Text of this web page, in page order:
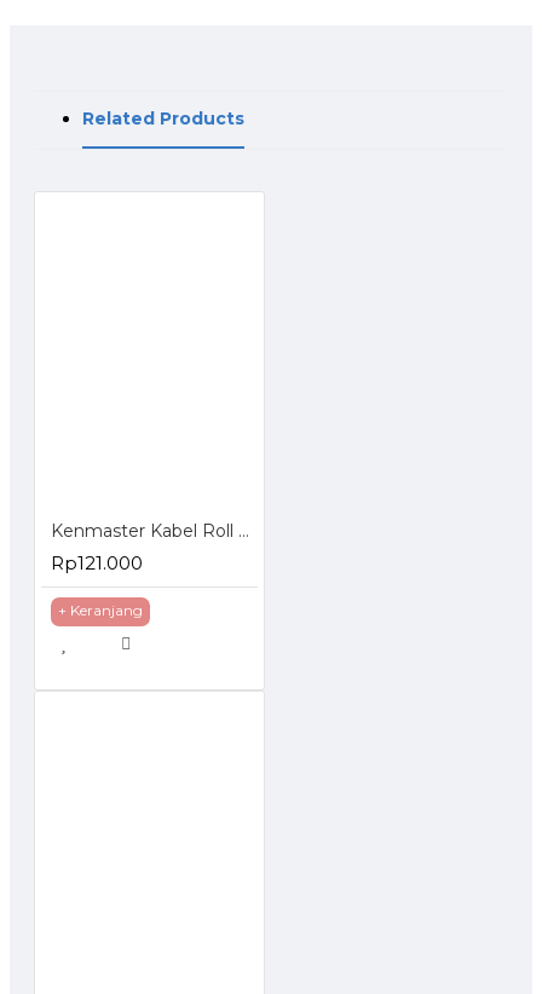
Related Products
Kenmaster Kabel Roll 4 Lubang 5 Meter
Rp121.000
+ Keranjang